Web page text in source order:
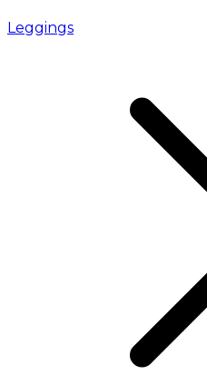
Leggings